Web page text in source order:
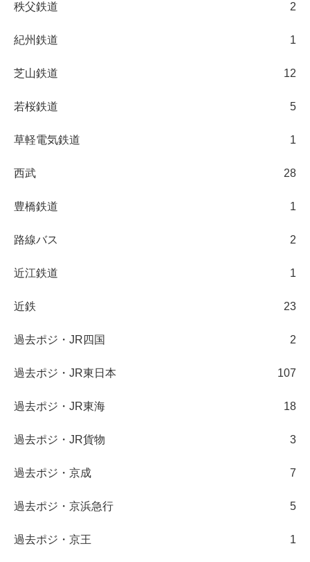
秩父鉄道 2
紀州鉄道 1
芝山鉄道 12
若桜鉄道 5
草軽電気鉄道 1
西武 28
豊橋鉄道 1
路線バス 2
近江鉄道 1
近鉄 23
過去ポジ・JR四国 2
過去ポジ・JR東日本 107
過去ポジ・JR東海 18
過去ポジ・JR貨物 3
過去ポジ・京成 7
過去ポジ・京浜急行 5
過去ポジ・京王 1